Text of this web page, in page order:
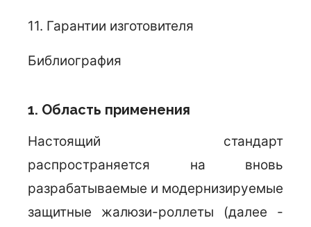
11. Гарантии изготовителя
Библиография
1. Область применения
Настоящий стандарт
распространяется на вновь
разрабатываемые и модернизируемые
защитные жалюзи-роллеты (далее -